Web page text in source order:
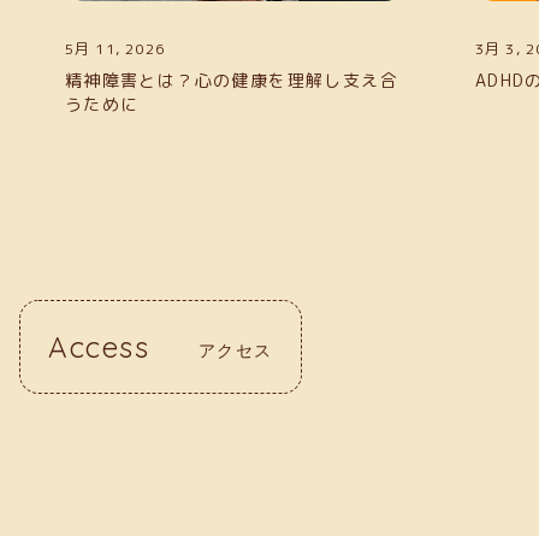
3月 3, 2026
ADHDの診断と顔つきの関係
2月 3,
特別な
Access アクセス